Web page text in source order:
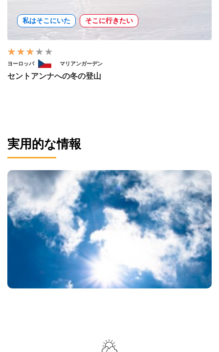
私はそこにいた そこに行きたい
ヨーロッパ マリアンガーデン
セントアンナへの冬の登山
実用的な情報